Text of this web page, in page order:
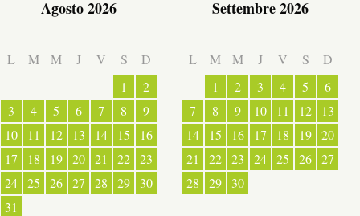
Agosto 2026
L M M J V S
D
1
2
3
4 5 6 7 8
9
10
11 12 13 14 15
16
17
18 19 20 21 22 23
24 25 26 27 28 29
30
31
Settembre 2026
L M M J V S
D
1
2 3 4 5
6
7
8 9 10 11 12
13
14
15 16 17 18 19 20
21
22 23 24 25 26 27
28
29 30